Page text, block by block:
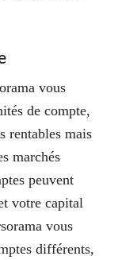
vous
de compte,
rentables mais
marchés
peuvent
votre capital
vous
différents,